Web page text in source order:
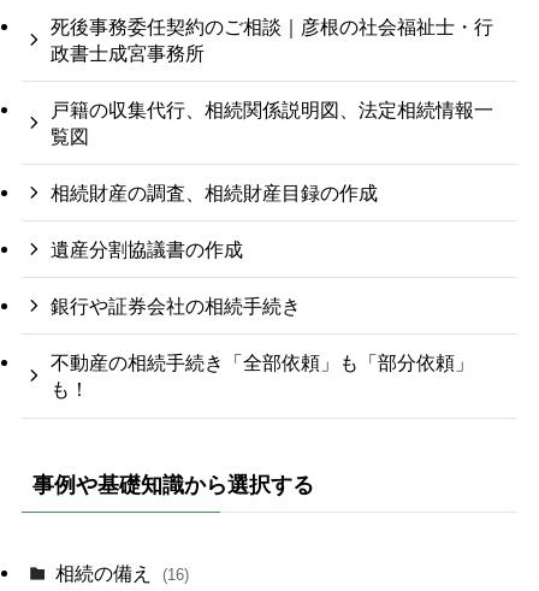
死後事務委任契約のご相談｜彦根の社会福祉士・行
政書士成宮事務所
戸籍の収集代行、相続関係説明図、法定相続情報一
覧図
相続財産の調査、相続財産目録の作成
遺産分割協議書の作成
銀行や証券会社の相続手続き
不動産の相続手続き「全部依頼」も「部分依頼」
も！
事例や基礎知識から選択する
相続の備え (16)